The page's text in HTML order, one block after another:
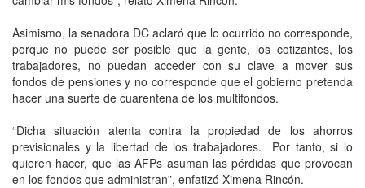
Asimismo, la senadora DC aclaró que lo ocurrido no corresponde,
porque no puede ser posible que la gente, los cotizantes, los
trabajadores, no puedan acceder con su clave a mover sus
fondos de pensiones y no corresponde que el gobierno pretenda
hacer una suerte de cuarentena de los multifondos.
“Dicha situación atenta contra la propiedad de los ahorros
previsionales y la libertad de los trabajadores. Por tanto, si lo
quieren hacer, que las AFPs asuman las pérdidas que provocan
en los fondos que administran”, enfatizó Ximena Rincón.